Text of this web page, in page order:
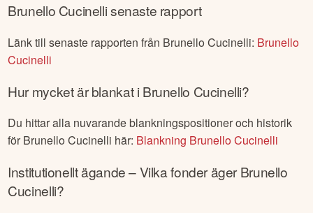
Brunello Cucinellisenaste rapport
Länk till senaste rapporten från Brunello Cucinelli: Brunello
Cucinelli
Hur mycket är blankat iBrunello Cucinelli?
Du hittar alla nuvarande blankningspositioner och historik
för Brunello Cucinelli här: Blankning Brunello Cucinelli
Institutionellt ägande – Vilka fonder ägerBrunello
Cucinelli?